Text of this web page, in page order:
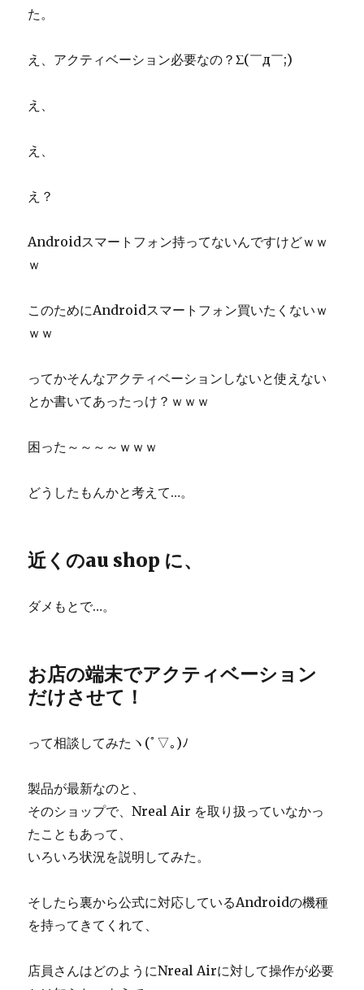
た。
え、アクティベーション必要なの？Σ(￣д￣;)
え、
え、
え？
Androidスマートフォン持ってないんですけどｗｗ
ｗ
このためにAndroidスマートフォン買いたくないｗ
ｗｗ
ってかそんなアクティベーションしないと使えない
とか書いてあったっけ？ｗｗｗ
困った～～～～ｗｗｗ
どうしたもんかと考えて…。
近くのau shop に、
ダメもとで…。
お店の端末でアクティベーション
だけさせて！
って相談してみたヽ(ﾟ▽｡)ﾉ
製品が最新なのと、
そのショップで、Nreal Air を取り扱っていなかっ
たこともあって、
いろいろ状況を説明してみた。
そしたら裏から公式に対応しているAndroidの機種
を持ってきてくれて、
店員さんはどのようにNreal Airに対して操作が必要